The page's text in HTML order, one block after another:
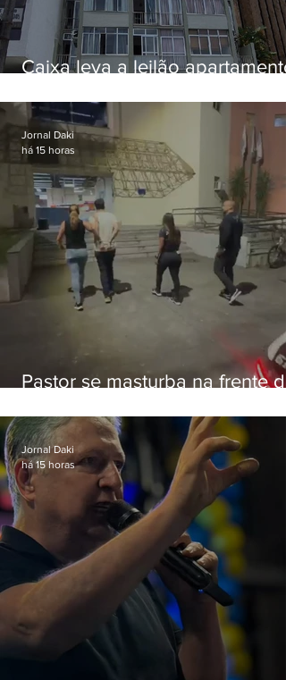
Caixa leva a leilão apartamento
Botafogo
Pastor se masturba na frente de
Jornal Daki
há 15 horas
Jornal Daki
há 15 horas